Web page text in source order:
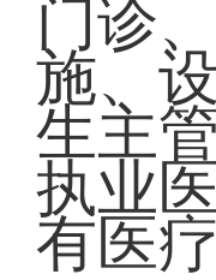
门诊
施、
生主
执业
有医